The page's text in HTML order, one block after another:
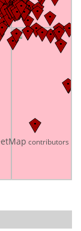
contributors